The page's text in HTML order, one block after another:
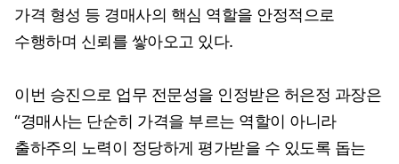
가격 형성 등 경매사의 핵심 역할을 안정적으로
수행하며 신뢰를 쌓아오고 있다.
이번 승진으로 업무 전문성을 인정받은 허은정 과장은
“경매사는 단순히 가격을 부르는 역할이 아니라
출하주의 노력이 정당하게 평가받을 수 있도록 돕는